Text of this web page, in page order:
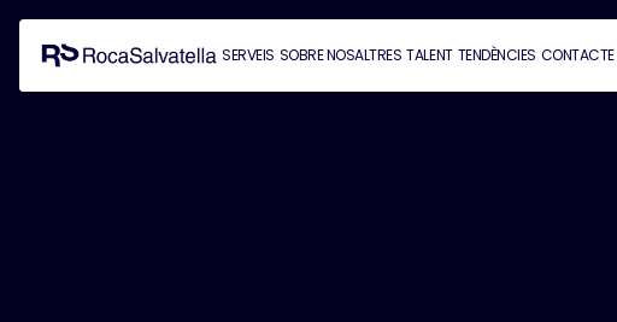
SERVEIS SOBRE NOSALTRES TALENT TENDÈNCIES CONTACTE